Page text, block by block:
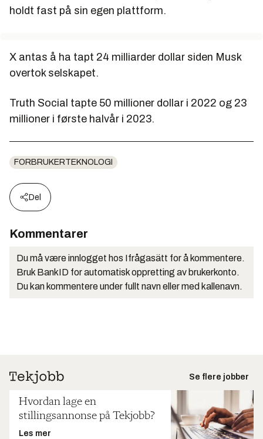
holdt fast på sin egen plattform.
X antas å ha tapt 24 milliarder dollar siden Musk
overtok selskapet.
Truth Social tapte 50 millioner dollar i 2022 og 23
millioner i første halvår i 2023.
FORBRUKERTEKNOLOGI
Del
Kommentarer
Du må være innlogget hos Ifrågasätt for å kommentere.
Bruk BankID for automatisk oppretting av brukerkonto.
Du kan kommentere under fullt navn eller med kallenavn.
Se flere jobber
Hvordan lage en
stillingsannonse på Tekjobb?
Les mer